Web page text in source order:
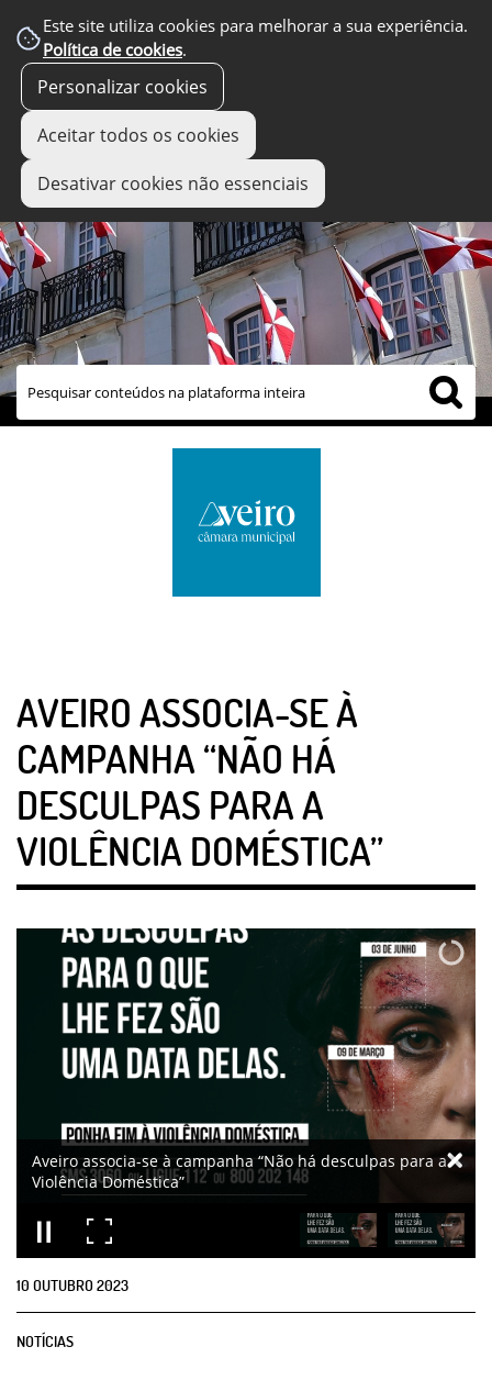
Este site utiliza cookies para melhorar a sua experiência.
Política de cookies.
Personalizar cookies
Aceitar todos os cookies
Desativar cookies não essenciais
links úteis
AVEIRO ASSOCIA-SE À
CAMPANHA “NÃO HÁ
DESCULPAS PARA A
VIOLÊNCIA DOMÉSTICA”
Aveiro associa-se à campanha “Não há desculpas para a
Violência Doméstica”
10 OUTUBRO2023
NOTÍCIAS